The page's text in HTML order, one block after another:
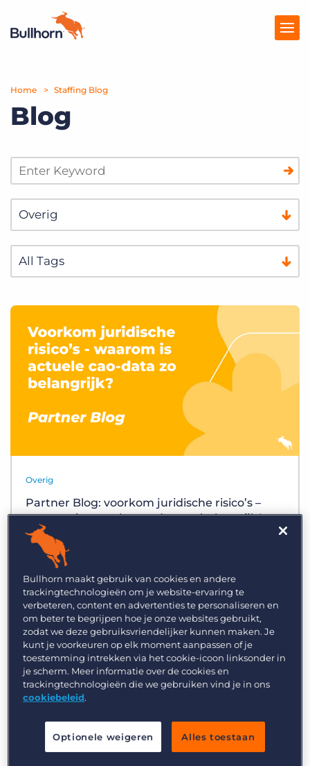
Producten
Prijzen
Marketplace
Over Ons
Inloggen
Home Staffing Blog
Blog
Overig
Partner Blog: voorkom juridische risico’s –
waarom is actuele cao-data zo belangrijk?
Overig
Bullhorn maakt gebruik van cookies en andere
trackingtechnologieën om je website-ervaring te
verbeteren, content en advertenties te personaliseren en
om beter te begrijpen hoe je onze websites gebruikt,
zodat we deze gebruiksvriendelijker kunnen maken. Je
kunt je voorkeuren op elk moment aanpassen of je
toestemming intrekken via het cookie-icoon linksonder in
je scherm. Meer informatie over de cookies en
trackingtechnologieën die we gebruiken vind je in ons
cookiebeleid.
Optionele weigeren Alles toestaan